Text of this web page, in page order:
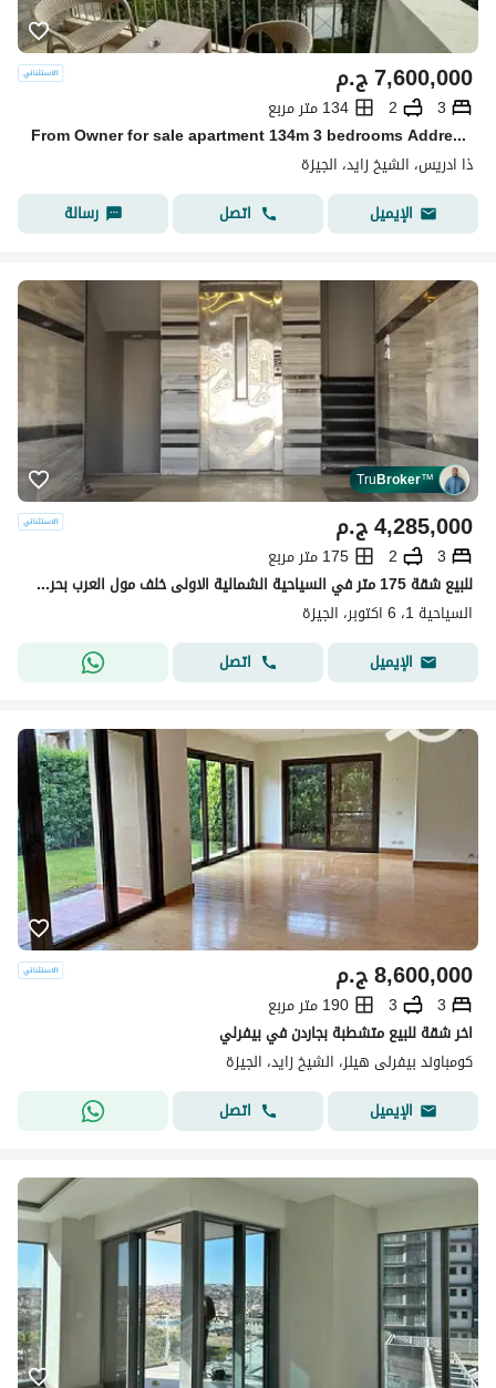
ج.م7,600,000
3
2
134 متر مربع
From Owner for sale apartment 134m 3 bedrooms Address compound Zayed
ذا ادريس، الشيخ زايد، الجيزة
الإيميل
اتصل رسالة
TruBroker™
ج.م4,285,000
3
2
175 متر مربع
للبيع شقة 175 متر في السياحية الشمالية الاولى خلف مول العرب بحري بالكامل موقوع مميز جدا فيو مفتوح دقيقة من وصلة دهشور و خمس دقائق من مول العرب
السياحية 1، 6 اكتوبر، الجيزة
الإيميل
اتصل
ج.م8,600,000
3
3
190 متر مربع
اخر شقة للبيع متشطبة بجاردن في بيفرلي
كومباوند بيفرلى هيلز، الشيخ زايد، الجيزة
الإيميل
اتصل